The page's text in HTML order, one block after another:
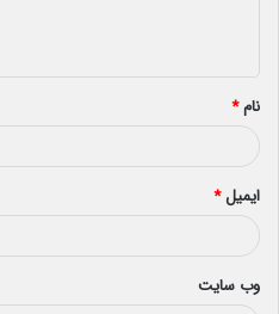
*
نام*
ایمیل*
وب‌ سایت